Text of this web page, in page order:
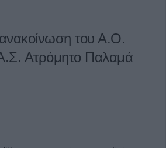
του Α.Ο.
Ατρόμητο Παλαμά